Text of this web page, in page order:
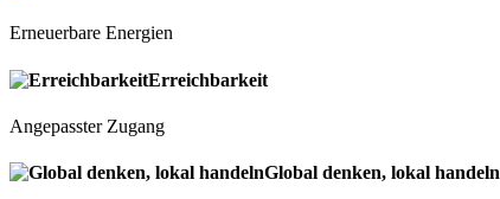
Erneuerbare Energien
Erreichbarkeit
Angepasster Zugang
Global denken, lokal handeln